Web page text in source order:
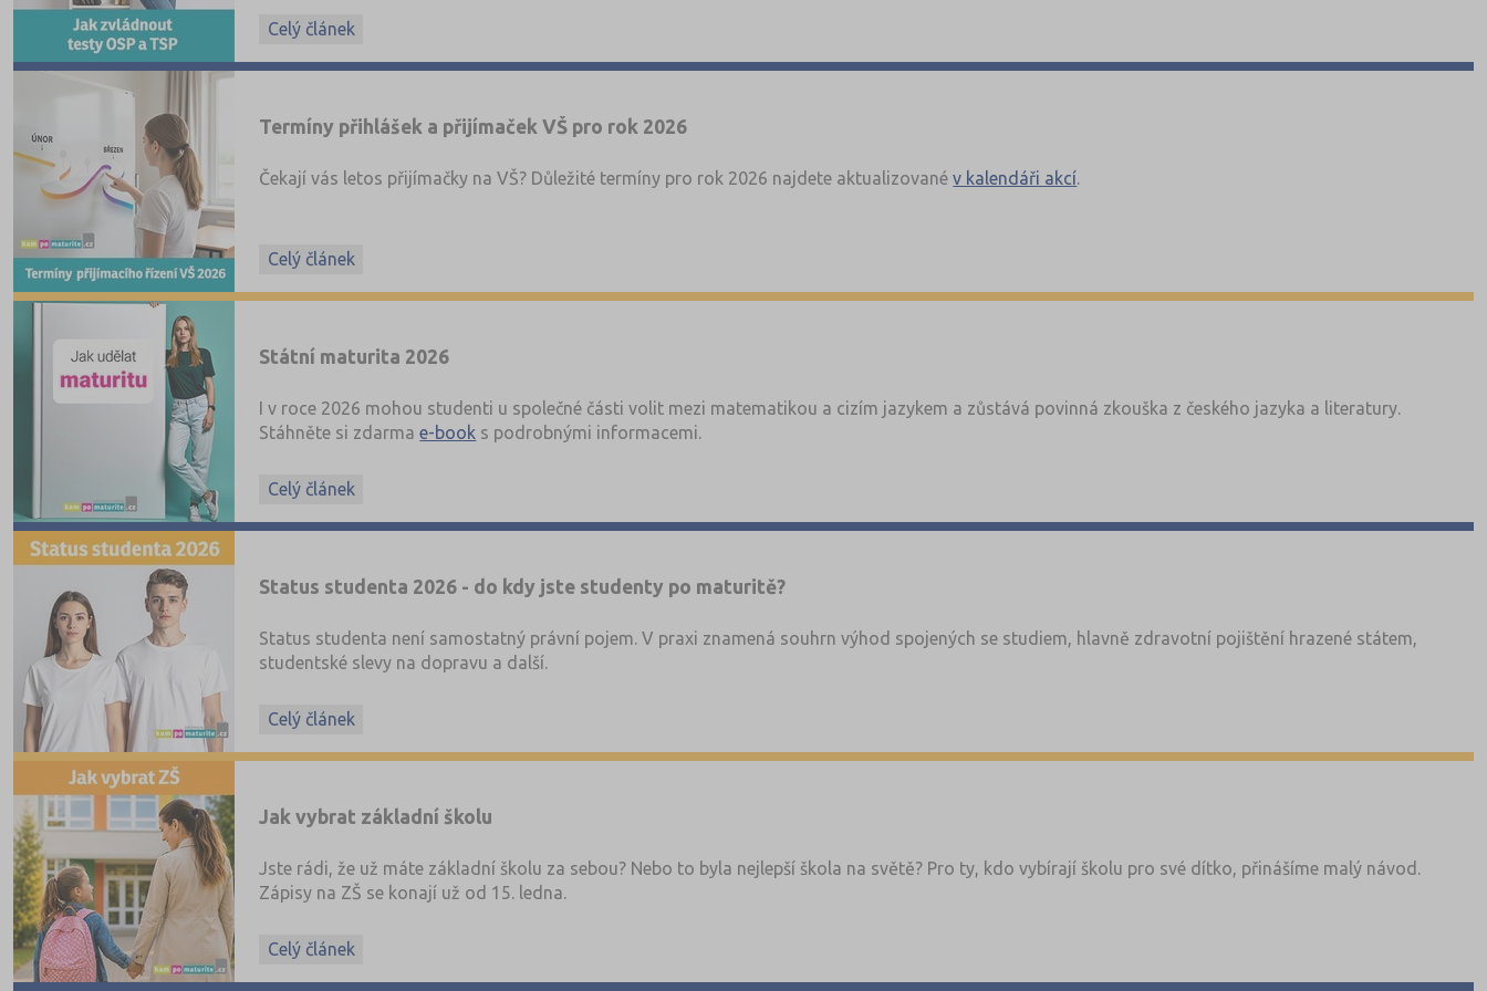
Chcete mít OSP a TSP přehledně na jednom místě?
Stáhněte si zdarma e-book, ve kterém najdete rozdíly mezi OSP a TSP, termíny, způsob hodnocení, přehled škol i doporučení k přípravě.
Celý článek
Termíny přihlášek a přijímaček VŠ pro rok 2026
Čekají vás letos přijímačky na VŠ? Důležité termíny pro rok 2026 najdete aktualizovanév kalendáři akcí.
Celý článek
Státní maturita 2026
I v roce 2026 mohou studenti u společné části volit mezi matematikou a cizím jazykem a zůstává povinná zkouška z českého jazyka a literatury.
Stáhněte si zdarmae-book s podrobnými informacemi.
Celý článek
Status studenta 2026 - do kdy jste studenty po maturitě?
Status studenta není samostatný právní pojem. V praxi znamená souhrn výhod spojených se studiem, hlavně zdravotní pojištění hrazené státem,
studentské slevy na dopravu a další.
Celý článek
Jak vybrat základní školu
Jste rádi, že už máte základní školu za sebou? Nebo to byla nejlepší škola na světě? Pro ty, kdo vybírají školu pro své dítko, přinášíme malý návod.
Zápisy na ZŠ se konají už od 15. ledna.
Celý článek